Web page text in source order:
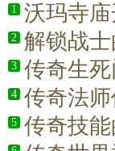
1 沃玛寺
2 解锁战
3 传奇生
4 传奇法
5 传奇技